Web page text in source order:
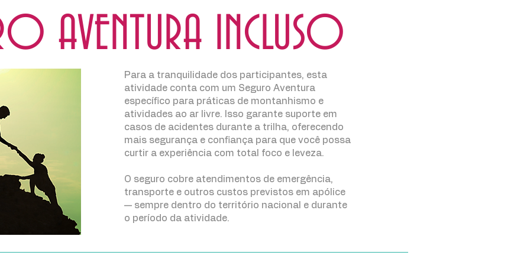
AVENTURA INCLUSO
Para a tranquilidade dos participantes, esta
atividade conta com um Seguro Aventura
específico para práticas de montanhismo e
atividades ao ar livre. Isso garante suporte em
casos de acidentes durante a trilha, oferecendo
mais segurança e confiança para que você possa
curtir a experiência com total foco e leveza.
O seguro cobre atendimentos de emergência,
transporte e outros custos previstos em apólice
— sempre dentro do território nacional e durante
o período da atividade.